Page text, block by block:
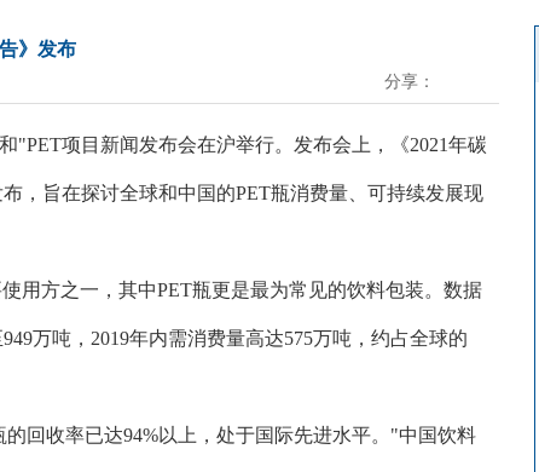
》发布
分享：
"PET项目新闻发布会在沪举行。发布会上，《2021年碳
，旨在探讨全球和中国的PET瓶消费量、可持续发展现
用方之一，其中PET瓶更是最为常见的饮料包装。数据
万吨，2019年内需消费量高达575万吨，约占全球的
回收率已达94%以上，处于国际先进水平。"中国饮料